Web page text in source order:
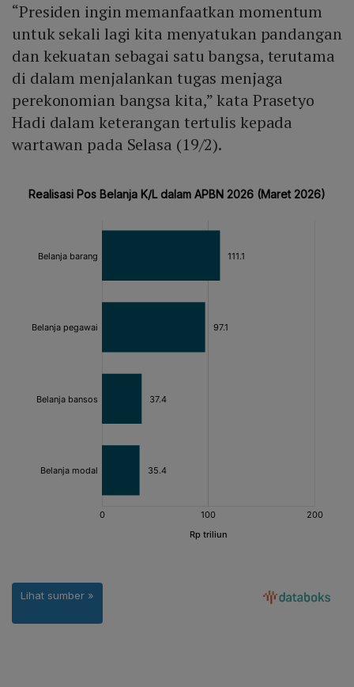
“Presiden ingin memanfaatkan momentum
untuk sekali lagi kita menyatukan pandangan
dan kekuatan sebagai satu bangsa, terutama
di dalam menjalankan tugas menjaga
perekonomian bangsa kita,” kata Prasetyo
Hadi dalam keterangan tertulis kepada
wartawan pada Selasa (19/2).